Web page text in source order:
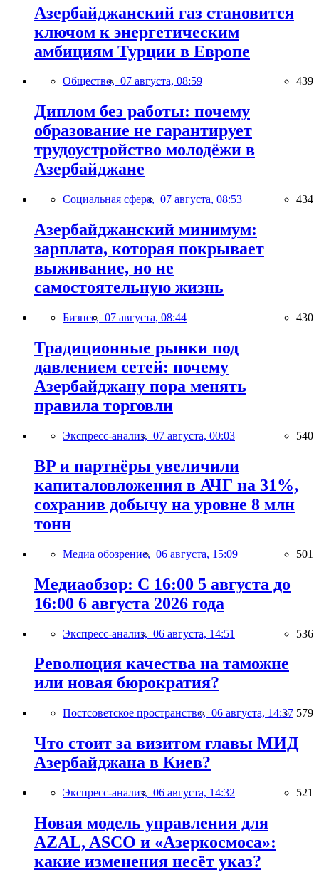
Азербайджанский газ становится
ключом к энергетическим
амбициям Турции в Европе
Общество, 07 августа, 08:59 439
Диплом без работы: почему
образование не гарантирует
трудоустройство молодёжи в
Азербайджане
Социальная сфера, 07 августа, 08:53 434
Азербайджанский минимум:
зарплата, которая покрывает
выживание, но не
самостоятельную жизнь
Бизнес, 07 августа, 08:44 430
Традиционные рынки под
давлением сетей: почему
Азербайджану пора менять
правила торговли
Экспресс-анализ, 07 августа, 00:03 540
BP и партнёры увеличили
капиталовложения в АЧГ на 31%,
сохранив добычу на уровне 8 млн
тонн
Медиа обозрение, 06 августа, 15:09 501
Медиаобзор: С 16:00 5 августа до
16:00 6 августа 2026 года
Экспресс-анализ, 06 августа, 14:51 536
Революция качества на таможне
или новая бюрократия?
Постсоветское пространство, 06 августа, 14:37 579
Что стоит за визитом главы МИД
Азербайджана в Киев?
Экспресс-анализ, 06 августа, 14:32 521
Новая модель управления для
AZAL, ASCO и «Азеркосмоса»:
какие изменения несёт указ?